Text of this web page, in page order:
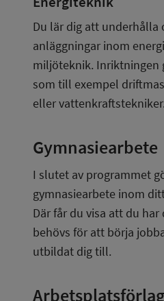
Du lär dig att underhålla
anläggningar inom
miljöteknik.
som till exempel
eller vattenkraftstekniker.
Gymnasiearbete
I slutet av programmet
gymnasiearbete inom
Där får du visa att du
behövs för att börja
utbildat dig till.